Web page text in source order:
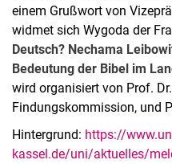
einem Grußwort von
widmet sich Wygoda der
Deutsch? Nechama
Bedeutung der Bibel im
wird organisiert von Prof.
Findungskommission, und
Hintergrund: https://
kassel.de/uni/aktuelles/